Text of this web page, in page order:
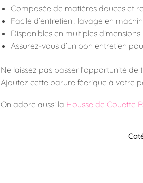
Composée de matières douces et
Facile d’entretien : lavage en
Disponibles en multiples
Assurez-vous d’un bon entretien
Ne laissez pas passer l’opportunité
Ajoutez cette parure féerique à votre
On adore aussi la Housse de Couette